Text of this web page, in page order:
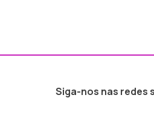
Siga-nos nas redes